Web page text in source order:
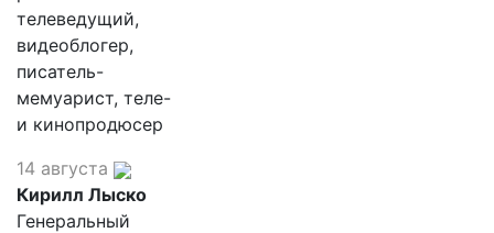
телеведущий,
видеоблогер,
писатель-
мемуарист, теле-
и кинопродюсер
14 августа
Кирилл Лыско
Генеральный